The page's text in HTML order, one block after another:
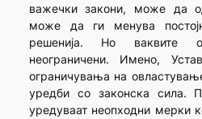
важечки закони, може да
може да ги менува
решенија. Но ваквите
неограничени. Имено,
ограничувања на
уредби со законска сила.
уредуваат неопходни мерки